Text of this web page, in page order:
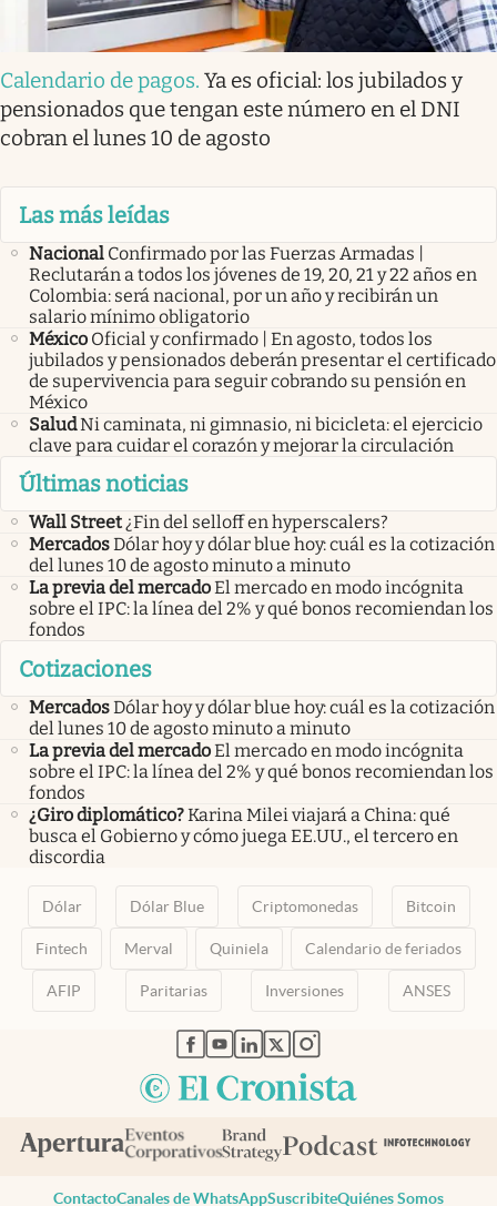
Calendario de pagos. Ya es oficial: los jubilados y
pensionados que tengan este número en el DNI
cobran el lunes 10 de agosto
Las más leídas
Nacional Confirmado por las Fuerzas Armadas |
Reclutarán a todos los jóvenes de 19, 20, 21 y 22 años en
Colombia: será nacional, por un año y recibirán un
salario mínimo obligatorio
México Oficial y confirmado | En agosto, todos los
jubilados y pensionados deberán presentar el certificado
de supervivencia para seguir cobrando su pensión en
México
SaludNi caminata, ni gimnasio, ni bicicleta: el ejercicio
clave para cuidar el corazón y mejorar la circulación
Últimas noticias
Wall Street¿Fin del selloff en hyperscalers?
MercadosDólar hoy y dólar blue hoy: cuál es la cotización
del lunes 10 de agosto minuto a minuto
La previa del mercadoEl mercado en modo incógnita
sobre el IPC: la línea del 2% y qué bonos recomiendan los
fondos
Cotizaciones
MercadosDólar hoy y dólar blue hoy: cuál es la cotización
del lunes 10 de agosto minuto a minuto
La previa del mercadoEl mercado en modo incógnita
sobre el IPC: la línea del 2% y qué bonos recomiendan los
fondos
¿Giro diplomático?Karina Milei viajará a China: qué
busca el Gobierno y cómo juega EE.UU., el tercero en
discordia
Dólar Dólar Blue Criptomonedas Bitcoin
Fintech Merval Quiniela Calendario de feriados
AFIP Paritarias Inversiones ANSES
abre en nueva pestaña
abre en nueva pestaña
abre en nueva pestaña
abre en nueva pestaña
abre en nueva pestaña
ContactoCanales de WhatsAppSuscribiteQuiénes Somos